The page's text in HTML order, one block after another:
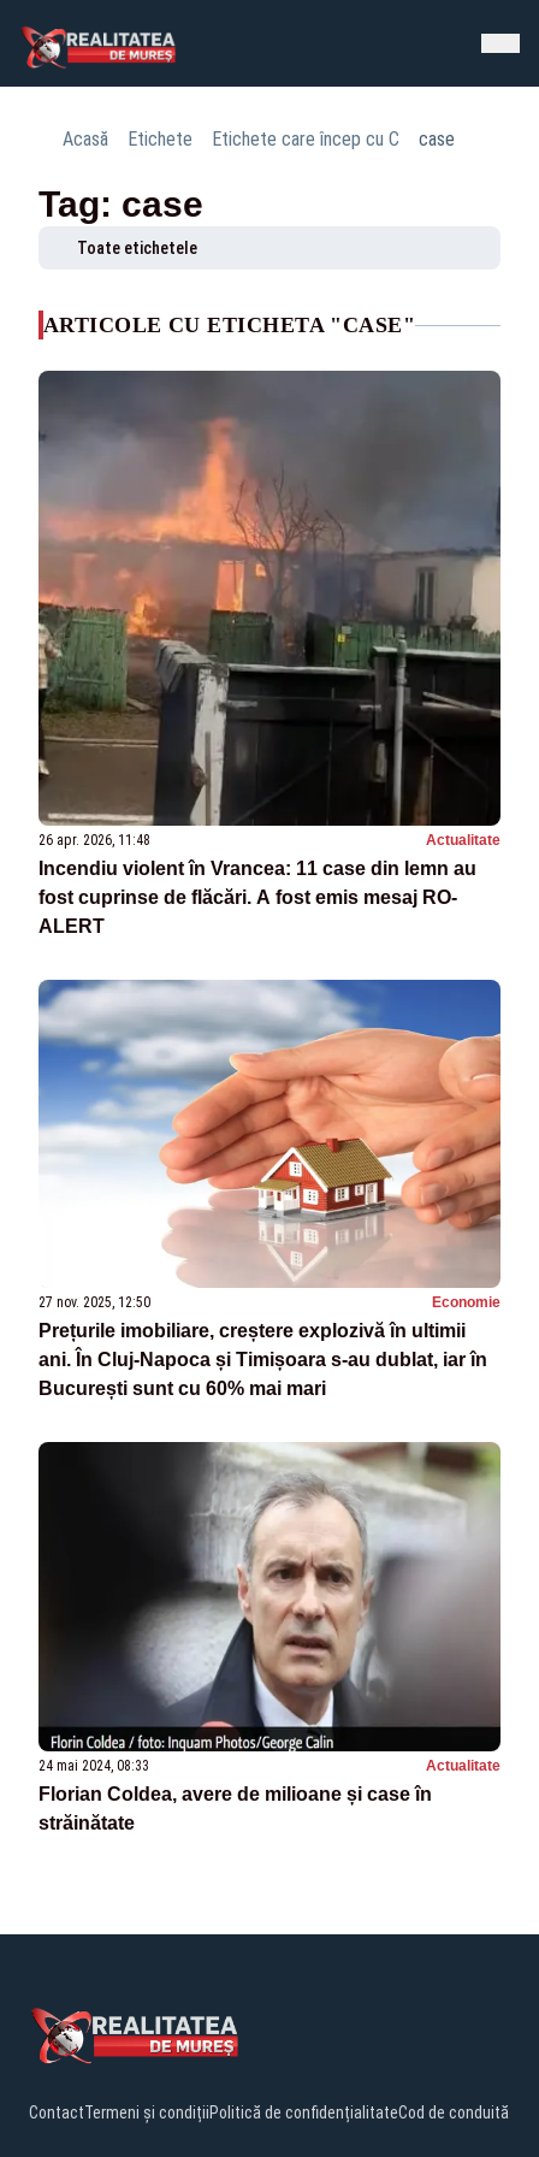
Acasă Etichete Etichete care încep cu C case
Tag: case
Toate etichetele
ARTICOLE CU ETICHETA "CASE"
26 apr. 2026, 11:48 Actualitate
Incendiu violent în Vrancea: 11 case din lemn au
fost cuprinse de flăcări. A fost emis mesaj RO-
ALERT
27 nov. 2025, 12:50 Economie
Prețurile imobiliare, creștere explozivă în ultimii
ani. În Cluj-Napoca și Timișoara s-au dublat, iar în
București sunt cu 60% mai mari
24 mai 2024, 08:33 Actualitate
Florian Coldea, avere de milioane și case în
străinătate
ContactTermeni și condițiiPolitică de confidențialitateCod de conduită